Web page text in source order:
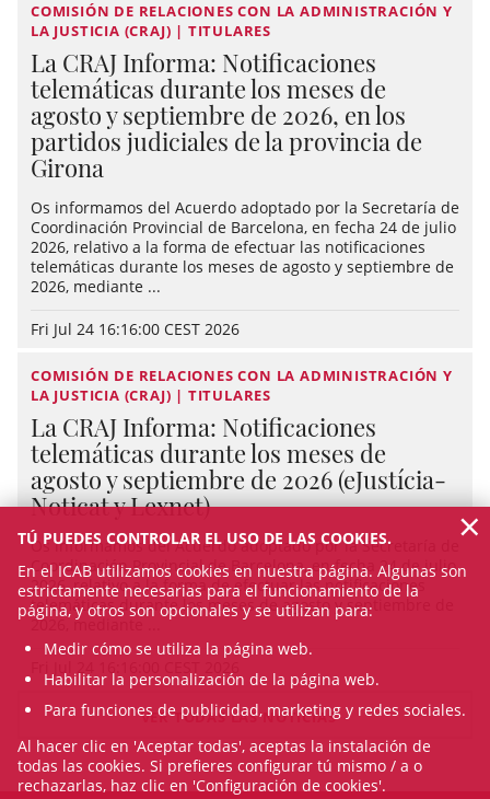
COMISIÓN DE RELACIONES CON LA ADMINISTRACIÓN Y
LA JUSTICIA (CRAJ) | TITULARES
La CRAJ Informa: Notificaciones
telemáticas durante los meses de
agosto y septiembre de 2026, en los
partidos judiciales de la provincia de
Girona
Os informamos del Acuerdo adoptado por la Secretaría de
Coordinación Provincial de Barcelona, en fecha 24 de julio
2026, relativo a la forma de efectuar las notificaciones
telemáticas durante los meses de agosto y septiembre de
2026, mediante ...
Fri Jul 24 16:16:00 CEST 2026
COMISIÓN DE RELACIONES CON LA ADMINISTRACIÓN Y
LA JUSTICIA (CRAJ) | TITULARES
La CRAJ Informa: Notificaciones
telemáticas durante los meses de
agosto y septiembre de 2026 (eJustícia-
Noticat y Lexnet)
Os informamos del Acuerdo adoptado por la Secretaría de
Coordinación Provincial de Barcelona, en fecha 24 de julio
2026, relativo a la forma de efectuar las notificaciones
telemáticas durante los meses de agosto y septiembre de
2026, mediante ...
VER TODAS LAS NOTICIAS
TÚ PUEDES CONTROLAR EL USO DE LAS COOKIES.
En el ICAB utilizamos cookies en nuestra página. Algunas son
estrictamente necesarias para el funcionamiento de la
página, y otros son opcionales y se utilizan para:
Medir cómo se utiliza la página web.
Habilitar la personalización de la página web.
Para funciones de publicidad, marketing y redes sociales.
Al hacer clic en 'Aceptar todas', aceptas la instalación de
todas las cookies. Si prefieres configurar tú mismo / a o
rechazarlas, haz clic en 'Configuración de cookies'.
×